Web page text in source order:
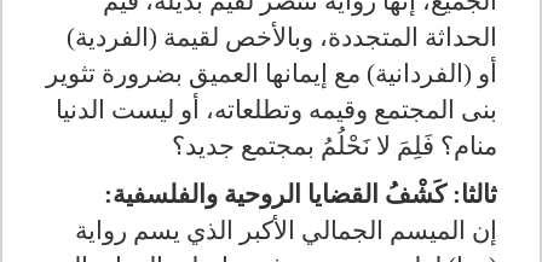
الحداثة المتجددة، وبالأخص لقيمة (الفردية)
أو (الفردانية) مع إيمانها العميق بضرورة تثوير
بنى المجتمع وقيمه وتطلعاته، أو ليست الدنيا
منام؟ فَلِمَ لا نَحْلُمُ بمجتمع جديد؟
ثالثا: كَشْفُ القضايا الروحية والفلسفية:
إن الميسم الجمالي الأكبر الذي يسم رواية